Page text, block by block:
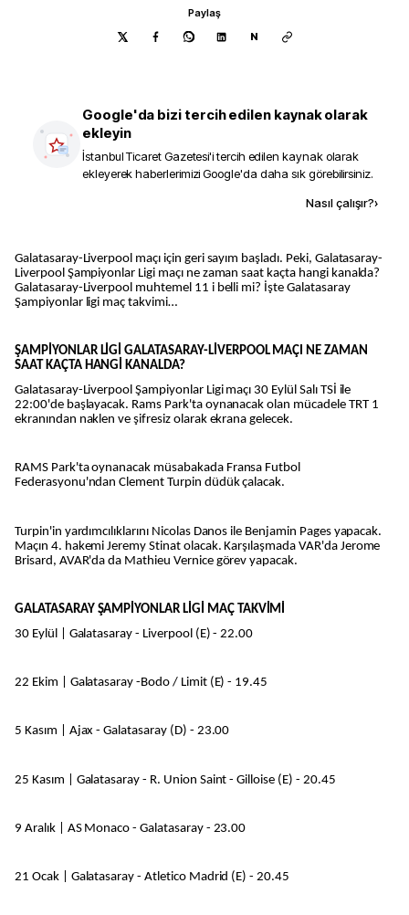
Paylaş
N
Google'da bizi tercih edilen kaynak olarak
ekleyin
İstanbul Ticaret Gazetesi'i tercih edilen kaynak olarak
ekleyerek haberlerimizi Google'da daha sık görebilirsiniz.
Nasıl çalışır?›
Galatasaray-Liverpool maçı için geri sayım başladı. Peki, Galatasaray-
Liverpool Şampiyonlar Ligi maçı ne zaman saat kaçta hangi kanalda?
Galatasaray-Liverpool muhtemel 11 i belli mi? İşte Galatasaray
Şampiyonlar ligi maç takvimi…
ŞAMPİYONLAR LİGİ GALATASARAY-LİVERPOOL MAÇI NE ZAMAN
SAAT KAÇTA HANGİ KANALDA?
Galatasaray-Liverpool Şampiyonlar Ligi maçı 30 Eylül Salı TSİ ile
22:00'de başlayacak. Rams Park'ta oynanacak olan mücadele TRT 1
ekranından naklen ve şifresiz olarak ekrana gelecek.
RAMS Park'ta oynanacak müsabakada Fransa Futbol
Federasyonu'ndan Clement Turpin düdük çalacak.
Turpin'in yardımcılıklarını Nicolas Danos ile Benjamin Pages yapacak.
Maçın 4. hakemi Jeremy Stinat olacak. Karşılaşmada VAR'da Jerome
Brisard, AVAR'da da Mathieu Vernice görev yapacak.
GALATASARAY ŞAMPİYONLAR LİGİ MAÇ TAKVİMİ
30 Eylül | Galatasaray - Liverpool (E) - 22.00
22 Ekim | Galatasaray -Bodo / Limit (E) - 19.45
5 Kasım | Ajax - Galatasaray (D) - 23.00
25 Kasım | Galatasaray - R. Union Saint - Gilloise (E) - 20.45
9 Aralık | AS Monaco - Galatasaray - 23.00
21 Ocak | Galatasaray - Atletico Madrid (E) - 20.45